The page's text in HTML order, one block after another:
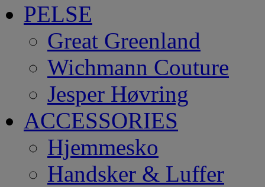
PELSE
Great Greenland
Wichmann Couture
Jesper Høvring
ACCESSORIES
Hjemmesko
Handsker & Luffer